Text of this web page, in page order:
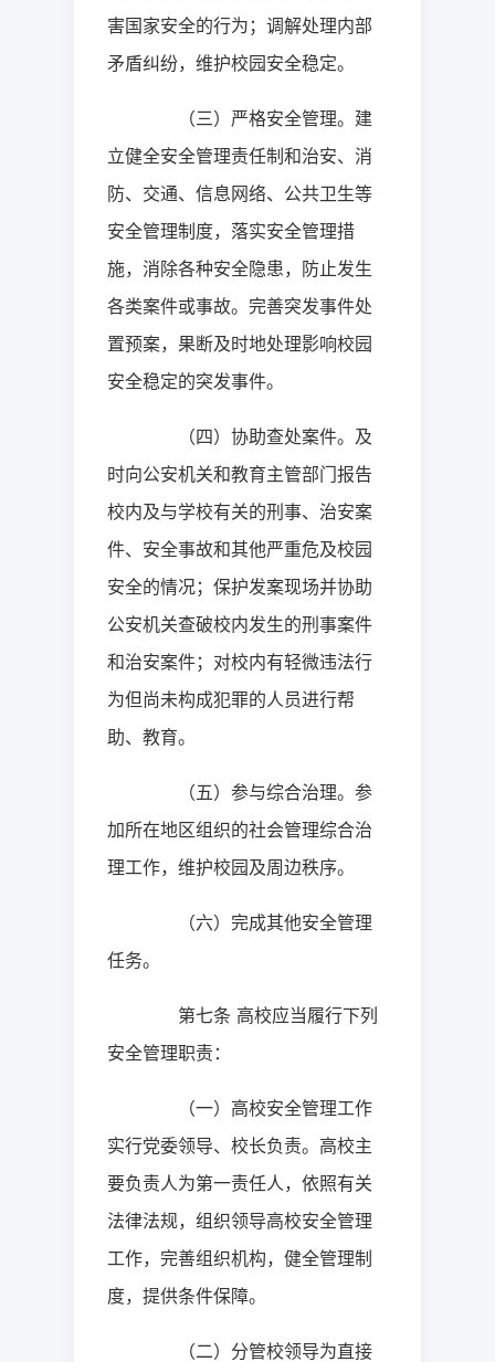
害国家安全的行为；调解处理内部
矛盾纠纷，维护校园安全稳定。
（三）严格安全管理。建
立健全安全管理责任制和治安、消
防、交通、信息网络、公共卫生等
安全管理制度，落实安全管理措
施，消除各种安全隐患，防止发生
各类案件或事故。完善突发事件处
置预案，果断及时地处理影响校园
安全稳定的突发事件。
（四）协助查处案件。及
时向公安机关和教育主管部门报告
校内及与学校有关的刑事、治安案
件、安全事故和其他严重危及校园
安全的情况；保护发案现场并协助
公安机关查破校内发生的刑事案件
和治安案件；对校内有轻微违法行
为但尚未构成犯罪的人员进行帮
助、教育。
（五）参与综合治理。参
加所在地区组织的社会管理综合治
理工作，维护校园及周边秩序。
（六）完成其他安全管理
任务。
第七条 高校应当履行下列
安全管理职责：
（一）高校安全管理工作
实行党委领导、校长负责。高校主
要负责人为第一责任人，依照有关
法律法规，组织领导高校安全管理
工作，完善组织机构，健全管理制
度，提供条件保障。
（二）分管校领导为直接